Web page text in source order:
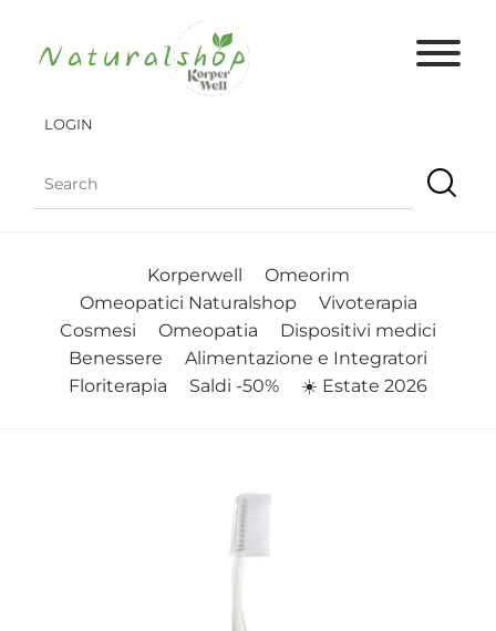
LOGIN
Korperwell
Omeorim
Omeopatici Naturalshop
Vivoterapia
Cosmesi
Omeopatia
Dispositivi medici
Benessere
Alimentazione e Integratori
Floriterapia
Saldi -50% ☀️ Estate 2026